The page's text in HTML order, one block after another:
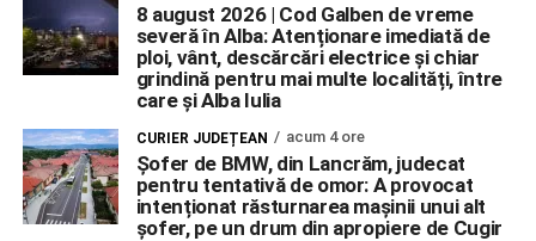
8 august 2026 | Cod Galben de vreme
severă în Alba: Atenționare imediată de
ploi, vânt, descărcări electrice și chiar
grindină pentru mai multe localități, între
care și Alba Iulia
CURIER JUDEȚEAN acum 4 ore
Șofer de BMW, din Lancrăm, judecat
pentru tentativă de omor: A provocat
intenționat răsturnarea mașinii unui alt
șofer, pe un drum din apropiere de Cugir